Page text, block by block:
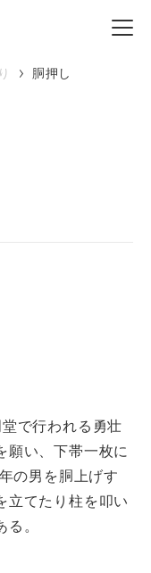
胴押し
で行われる勇壮
願い、下帯一枚に
の男を胴上げす
立てたり柱を叩い
。